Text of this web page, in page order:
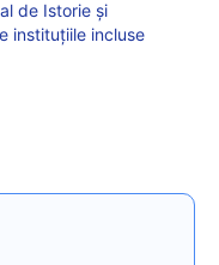
de Istorie și
instituțiile incluse